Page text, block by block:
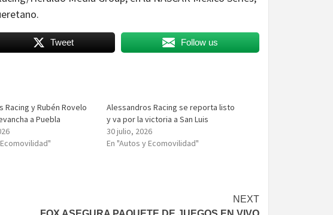
Tweet Follow us
Racing y Rubén Rovelo
a Puebla
Alessandros Racing se reporta listo
y va por la victoria a San Luis
30 julio, 2026
En "Autos y Ecomovilidad"
NEXT